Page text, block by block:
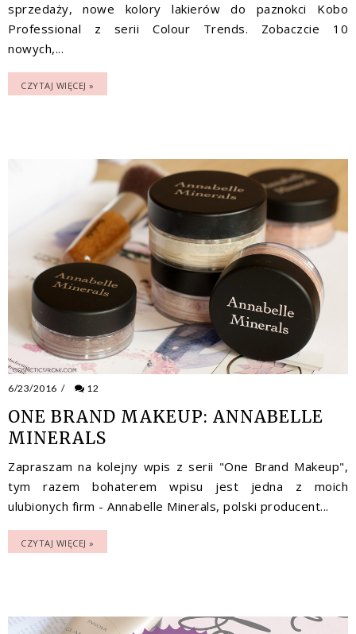
sprzedaży, nowe kolory lakierów do paznokci Kobo
Professional z serii Colour Trends. Zobaczcie 10
nowych,...
CZYTAJ WIĘCEJ »
6/23/2016 / 12
ONE BRAND MAKEUP: ANNABELLE
MINERALS
Zapraszam na kolejny wpis z serii "One Brand Makeup",
tym razem bohaterem wpisu jest jedna z moich
ulubionych firm - Annabelle Minerals, polski producent...
CZYTAJ WIĘCEJ »